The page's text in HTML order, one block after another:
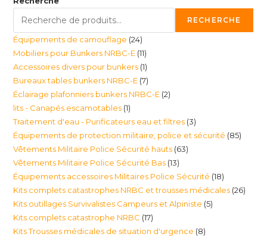
RECHERCHE
Équipements de camouflage 2424
produits
Mobiliers pour Bunkers NRBC-E 1111
produits
Accessoires divers pour bunkers 11
produit
Bureaux tables bunkers NRBC-E 77
produits
Éclairage plafonniers bunkers NRBC-E 22
lits - Canapés escamotables 11
produit
Traitement d'eau - Purificateurs eau et filtres 33
produits
Équipements de protection militaire, police et sécurité 8585
Vêtements Militaire Police Sécurité hauts 6363
Vêtements Militaire Police Sécurité Bas 1313
produits
Équipements accessoires Militaires Police Sécurité 1818
produits
Kits complets catastrophes NRBC et trousses médicales 2626
Kits outillages Survivalistes Campeurs et Alpiniste 55
Kits complets catastrophe NRBC 1717
produits
Kits Trousses médicales de situation d'urgence 88